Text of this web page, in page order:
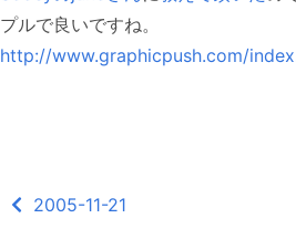
プルで良いですね。
http://www.graphicpush.com/
2005-11-21